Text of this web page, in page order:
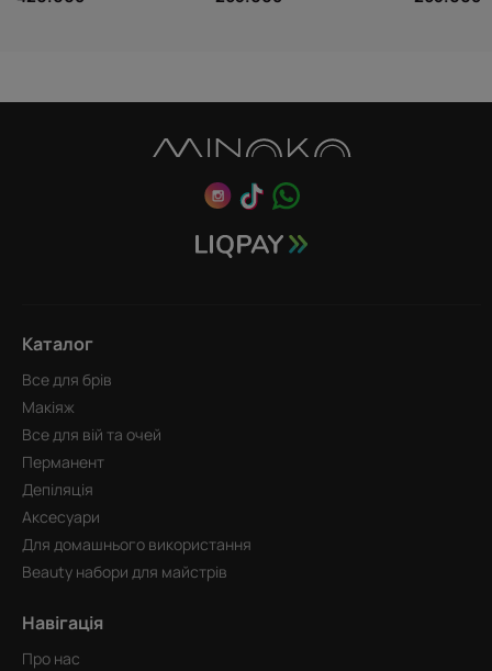
Каталог
Все для брів
Макіяж
Все для вій та очей
Перманент
Депіляція
Аксесуари
Для домашнього використання
Beauty набори для майстрів
Навігація
Про нас